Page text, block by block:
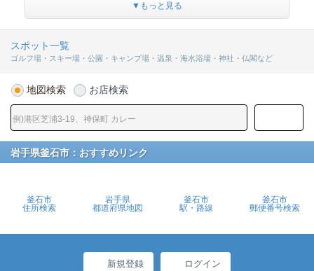
▼もっと見る
スポット一覧
ゴルフ場・スキー場・公園・キャンプ場・温泉・海水浴場・神社・仏閣など
地図検索 お店検索
岩手県釜石市：おすすめリンク
釜石市
住所検索
岩手県
都道府県地図
釜石市
駅・路線
釜石市
郵便番号検索
新規登録 ログイン